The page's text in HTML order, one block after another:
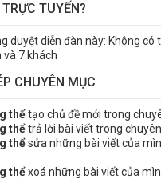
TUYẾN?
duyệt diễn đàn này: Không có
7 khách
CHUYÊN MỤC
thểtạo chủ đề mới trong
thểtrả lời bài viết trong
thểsửa những bài viết của
thểxoá những bài viết của